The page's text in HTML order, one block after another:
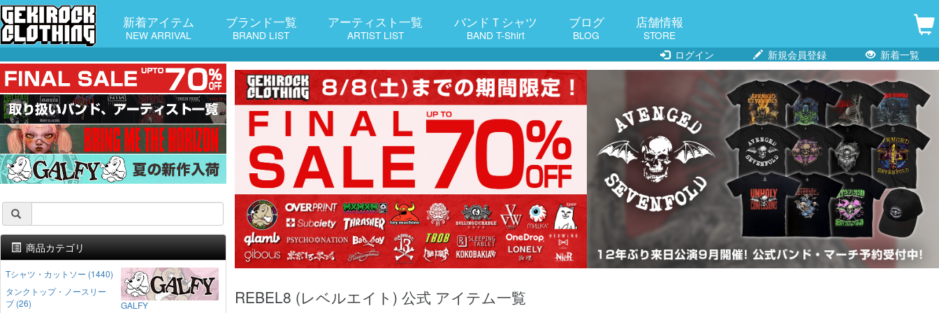
新着アイテム
NEW ARRIVAL
ブランド一覧
BRAND LIST
アーティスト一覧
ARTIST LIST
バンドＴシャツ
BAND T-Shirt
ブログ
BLOG
店舗情報
STORE
ログイン
新規会員登録 新着一覧
REBEL8 (レベルエイト) 公式 アイテム一覧
商品カテゴリ
Tシャツ・カットソー (1440)
タンクトップ・ノースリー
ブ (26)
GALFY